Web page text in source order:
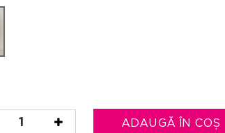
1 ADAUGĂ ÎN COȘ